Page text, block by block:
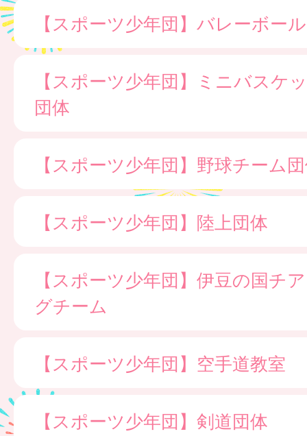
【スポーツ少年団】バレーボー
【スポーツ少年団】ミニバスケ
団体
【スポーツ少年団】野球チーム
【スポーツ少年団】陸上団体
【スポーツ少年団】伊豆の国チ
グチーム
【スポーツ少年団】空手道教室
【スポーツ少年団】剣道団体